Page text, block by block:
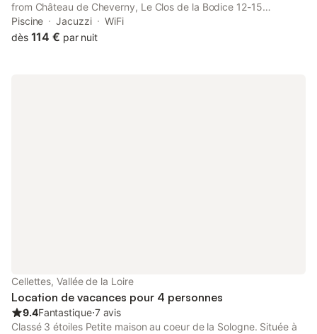
from Château de Cheverny, Le Clos de la Bodice 12-15
personnes, 7chambres features spacious air-conditioned
accommodation with a terrace and free WiFi.
Piscine Jacuzzi
WiFi
dès 114 € par nuit
Cellettes, Vallée de la Loire
Location de vacances pour 4 personnes
9.4Fantastique⋅7 avis
Classé 3 étoiles Petite maison au coeur de la Sologne. Située à